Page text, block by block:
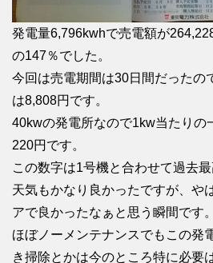
発電量6,796kwhで売電額が
の147％でした。
今回は売電期間は30日間だったの
は8,808円です。
40kwの発電所なので1kw当たりの
220円です。
この数字は1号機と合わせて過去最
天気もかなり良かったですが、や
アで良かったなぁと思う瞬間です。
ほぼノーメンテナンスでもこの発
き掃除とかは今のところ特に必要